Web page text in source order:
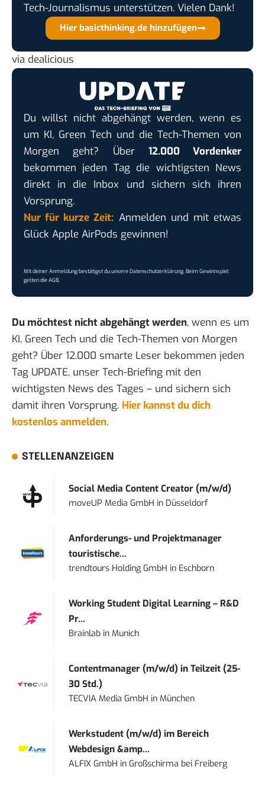
Tech-Journalismus unterstützen. Vielen Dank!
Hier basicthinking.de hinzufügen
via dealicious
Du willst nicht abgehängt werden, wenn es
um KI, Green Tech und die Tech-Themen von
Morgen geht? Über 12.000 Vordenker
bekommen jeden Tag die wichtigsten News
direkt in die Inbox und sichern sich ihren
Vorsprung.
Nur für kurze Zeit: Anmelden und mit etwas
Glück Apple AirPods gewinnen!
Mit deiner Anmeldung bestätigst du unsereDatenschutzerklärung. Beim Gewinnspiel
gelten dieAGB.
Du möchtest nicht abgehängt werden, wenn es um
KI, Green Tech und die Tech-Themen von Morgen
geht? Über 12.000 smarte Leser bekommen jeden
Tag UPDATE, unser Tech-Briefing mit den
wichtigsten News des Tages – und sichern sich
damit ihren Vorsprung. Hier kannst du dich
kostenlos anmelden.
STELLENANZEIGEN
Social Media Content Creator (m/w/d)
moveUP Media GmbH in Düsseldorf
Anforderungs- und Projektmanager
touristische...
trendtours Holding GmbH in Eschborn
Working Student Digital Learning – R&D
Pr...
Brainlab inMunich
Contentmanager (m/w/d) in Teilzeit (25-
30 Std.)
TECVIA Media GmbH inMünchen
Werkstudent (m/w/d) im Bereich
Webdesign &amp...
ALFIX GmbH inGroßschirma bei Freiberg